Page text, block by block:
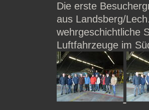
Die erste
aus Landsberg/
wehrgeschichtliche
Luftfahrzeuge im